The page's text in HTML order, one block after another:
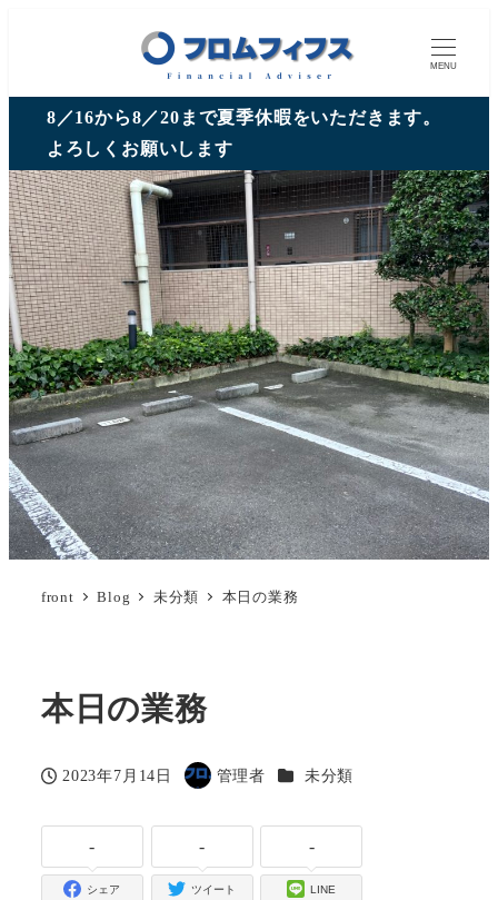
MENU
8／16から8／20まで夏季休暇をいただきます。
よろしくお願いします
front Blog 未分類 本日の業務
本日の業務
投稿日
2023年7月14日
著
管理者 カテゴリー
未分類
-
シェア
-
ツイート
-
LINE